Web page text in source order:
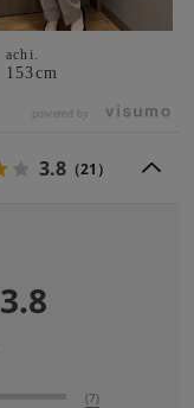
achi.
153cm
powered by
3.8 （21）
3.8
(7)